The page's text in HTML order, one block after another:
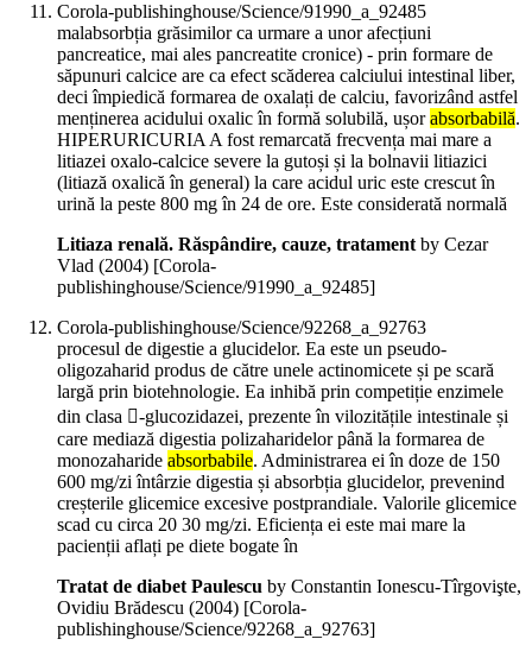
Corola-publishinghouse/Science/91990_a_92485
malabsorbția grăsimilor ca urmare a unor afecțiuni
pancreatice, mai ales pancreatite cronice) - prin formare de
săpunuri calcice are ca efect scăderea calciului intestinal liber,
deci împiedică formarea de oxalați de calciu, favorizând astfel
menținerea acidului oxalic în formă solubilă, ușorabsorbabilă.
HIPERURICURIA A fost remarcată frecvența mai mare a
litiazei oxalo-calcice severe la gutoși și la bolnavii litiazici
(litiază oxalică în general) la care acidul uric este crescut în
urină la peste 800 mg în 24 de ore. Este considerată normală
Litiaza renală. Răspândire, cauze, tratamentby Cezar
Vlad (2004) [Corola-
publishinghouse/Science/91990_a_92485]
Corola-publishinghouse/Science/92268_a_92763
procesul de digestie a glucidelor. Ea este un pseudo-
oligozaharid produs de către unele actinomicete și pe scară
largă prin biotehnologie. Ea inhibă prin competiție enzimele
din clasa -glucozidazei, prezente în vilozitățile intestinale și
care mediază digestia polizaharidelor până la formarea de
monozaharide absorbabile. Administrarea ei în doze de 150
600 mg/zi întârzie digestia și absorbția glucidelor, prevenind
creșterile glicemice excesive postprandiale. Valorile glicemice
scad cu circa 20 30 mg/zi. Eficiența ei este mai mare la
pacienții aflați pe diete bogate în
Tratat de diabet Paulescu by Constantin Ionescu-Tîrgovişte,
Ovidiu Brădescu (2004) [Corola-
publishinghouse/Science/92268_a_92763]